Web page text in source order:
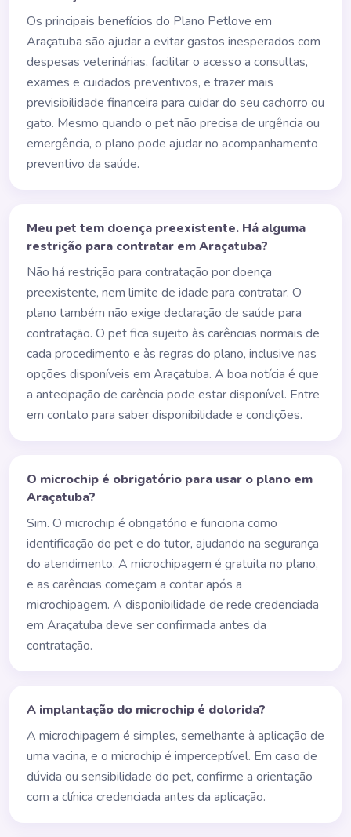
Os principais benefícios do Plano Petlove em
Araçatuba são ajudar a evitar gastos inesperados com
despesas veterinárias, facilitar o acesso a consultas,
exames e cuidados preventivos, e trazer mais
previsibilidade financeira para cuidar do seu cachorro ou
gato. Mesmo quando o pet não precisa de urgência ou
emergência, o plano pode ajudar no acompanhamento
preventivo da saúde.
Meu pet tem doença preexistente. Há alguma
restrição para contratar em Araçatuba?
Não há restrição para contratação por doença
preexistente, nem limite de idade para contratar. O
plano também não exige declaração de saúde para
contratação. O pet fica sujeito às carências normais de
cada procedimento e às regras do plano, inclusive nas
opções disponíveis em Araçatuba. A boa notícia é que
a antecipação de carência pode estar disponível. Entre
em contato para saber disponibilidade e condições.
O microchip é obrigatório para usar o plano em
Araçatuba?
Sim. O microchip é obrigatório e funciona como
identificação do pet e do tutor, ajudando na segurança
do atendimento. A microchipagem é gratuita no plano,
e as carências começam a contar após a
microchipagem. A disponibilidade de rede credenciada
em Araçatuba deve ser confirmada antes da
contratação.
A implantação do microchip é dolorida?
A microchipagem é simples, semelhante à aplicação de
uma vacina, e o microchip é imperceptível. Em caso de
dúvida ou sensibilidade do pet, confirme a orientação
com a clínica credenciada antes da aplicação.